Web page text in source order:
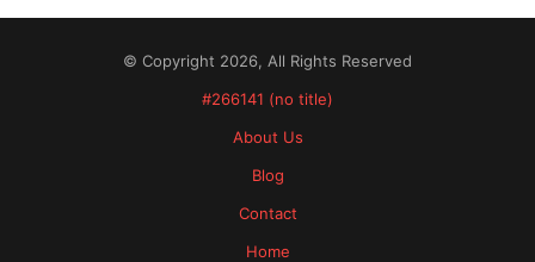
© Copyright 2026, All Rights Reserved
#266141 (no title)
About Us
Blog
Contact
Home